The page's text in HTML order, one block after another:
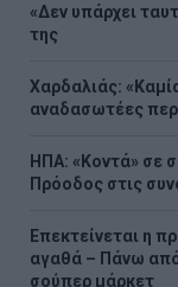
«Δεν υπάρχει
της
Χαρδαλιάς:
αναδασωτέες
ΗΠΑ: «Κοντά» σε
Πρόοδος στις
Επεκτείνεται η
αγαθά – Πάνω
σούπερ μάρκετ